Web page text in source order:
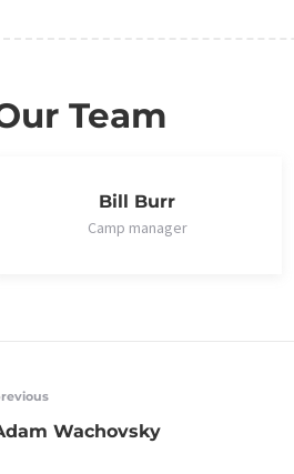
Team
Bill Burr
Camp manager
Wachovsky